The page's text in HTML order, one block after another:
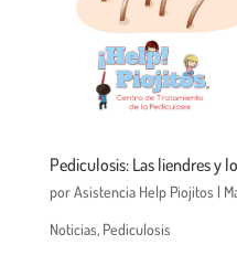
Pediculosis: Las liendres y
porAsistencia Help Piojitos |
Noticias, Pediculosis